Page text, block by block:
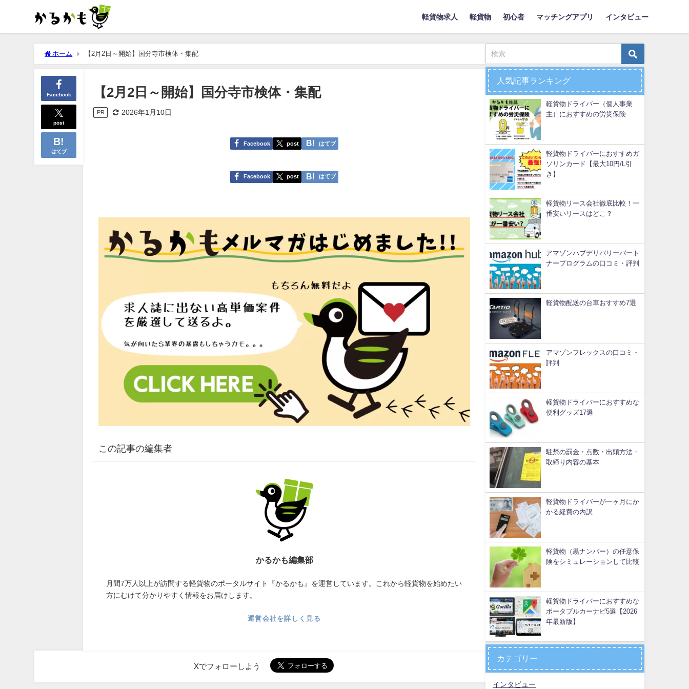
軽貨物求人 軽貨物 初心者 マッチングアプリ インタビュー
ホーム 【2月2日～開始】国分寺市検体・集配
Facebook
post
はてブ
【2月2日～開始】国分寺市検体・集配
PR 2026年1月10日
Facebook post はてブ
Facebook post はてブ
この記事の編集者
かるかも編集部
月間7万人以上が訪問する軽貨物のポータルサイト『かるかも』を運営しています。これから軽貨物を始めたい
方にむけて分かりやすく情報をお届けします。
運営会社を詳しく見る
Xでフォローしよう
人気記事ランキング
軽貨物ドライバー（個人事業
主）におすすめの労災保険
軽貨物ドライバーにおすすめガ
ソリンカード【最大10円/L引
き】
軽貨物リース会社徹底比較！一
番安いリースはどこ？
アマゾンハブデリバリーパート
ナープログラムの口コミ・評判
軽貨物配送の台車おすすめ7選
アマゾンフレックスの口コミ・
評判
軽貨物ドライバーにおすすめな
便利グッズ17選
駐禁の罰金・点数・出頭方法・
取締り内容の基本
軽貨物ドライバーが一ヶ月にか
かる経費の内訳
軽貨物（黒ナンバー）の任意保
険をシミュレーションして比較
軽貨物ドライバーにおすすめな
ポータブルカーナビ5選【2026
年最新版】
カテゴリー
インタビュー